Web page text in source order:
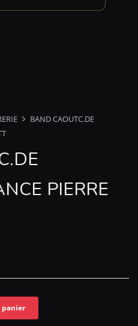
BAND CAOUTC.DE
PIERRE
panier